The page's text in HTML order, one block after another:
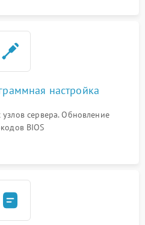
настройка
сервера. Обновление
BIOS